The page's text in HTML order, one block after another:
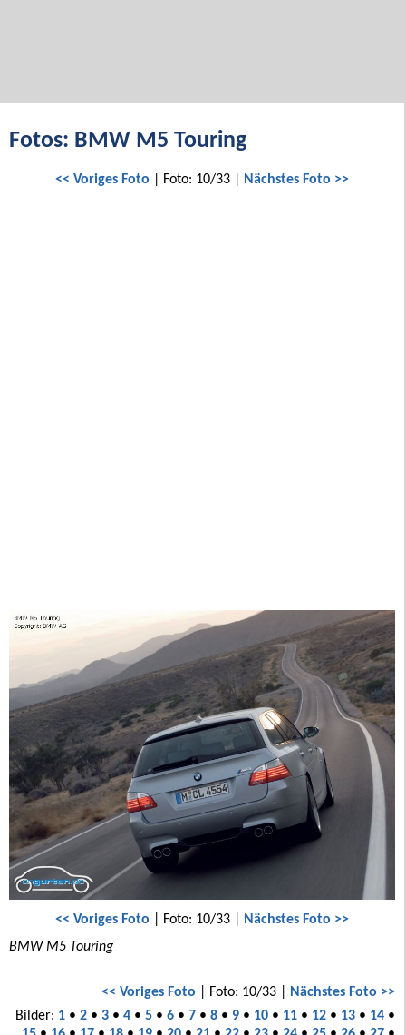
Fotos: BMW M5 Touring
<< Voriges Foto | Foto: 10/33 | Nächstes Foto >>
<< Voriges Foto | Foto: 10/33 | Nächstes Foto >>
BMW M5 Touring
<< Voriges Foto | Foto: 10/33 | Nächstes Foto >>
Bilder: 1• 2• 3• 4• 5• 6• 7• 8• 9• 10• 11• 12• 13• 14•